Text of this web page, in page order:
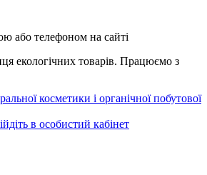
екологічних товарів. Працюємо з
в особистий кабінет